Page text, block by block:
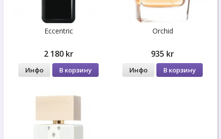
Eccentric
2 180 kr
Инфо В корзину
Orchid
935 kr
Инфо В корзину